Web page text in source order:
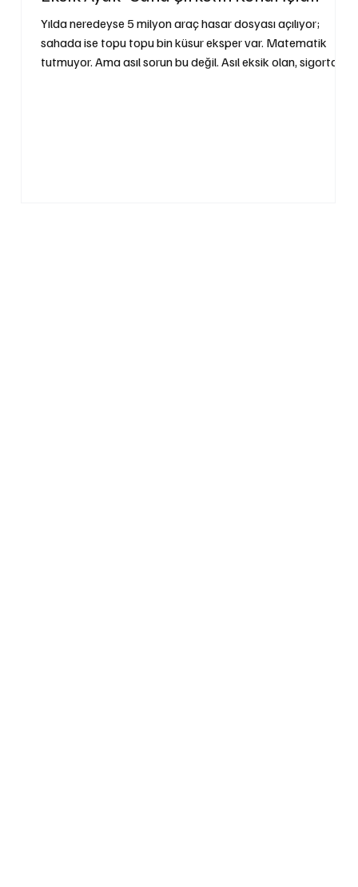
Yılda neredeyse 5 milyon araç hasar dosyası açılıyor;
sahada ise topu topu bin küsur eksper var. Matematik
tutmuyor. Ama asıl sorun bu değil. Asıl eksik olan, sigorta